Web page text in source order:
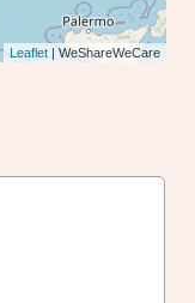
Leaflet | WeShareWeCare